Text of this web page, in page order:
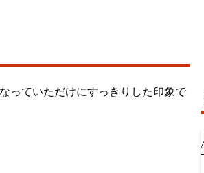
っていただけにすっきりした印象で